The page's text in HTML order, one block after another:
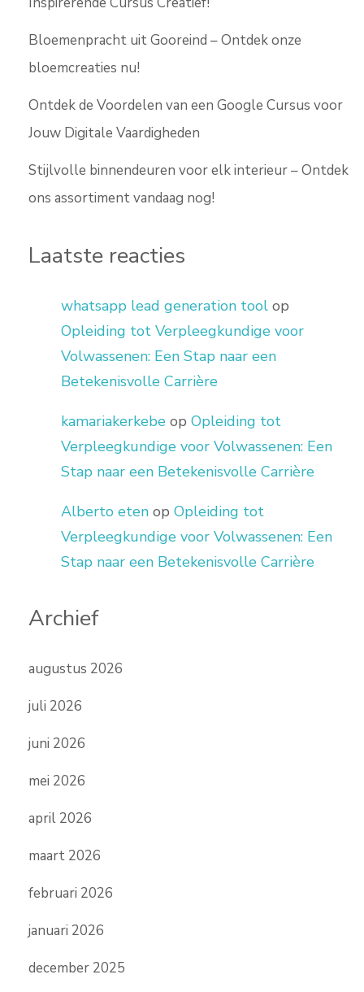
Bloemenpracht uit Gooreind – Ontdek onze
bloemcreaties nu!
Ontdek de Voordelen van een Google Cursus voor
Jouw Digitale Vaardigheden
Stijlvolle binnendeuren voor elk interieur – Ontdek
ons assortiment vandaag nog!
Laatste reacties
whatsapp lead generation tool op
Opleiding tot Verpleegkundige voor
Volwassenen: Een Stap naar een
Betekenisvolle Carrière
kamariakerkebe op Opleiding tot
Verpleegkundige voor Volwassenen: Een
Stap naar een Betekenisvolle Carrière
Alberto eten op Opleiding tot
Verpleegkundige voor Volwassenen: Een
Stap naar een Betekenisvolle Carrière
Archief
augustus 2026
juli 2026
juni 2026
mei 2026
april 2026
maart 2026
februari 2026
januari 2026
december 2025